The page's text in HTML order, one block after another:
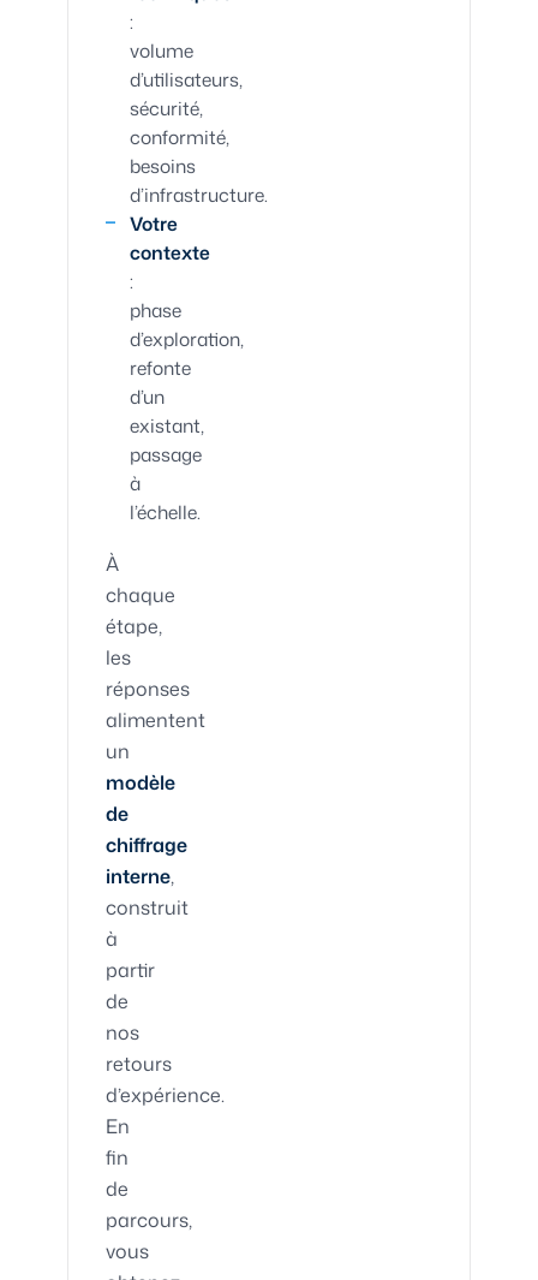
:
volume
d’utilisateurs,
sécurité,
conformité,
besoins
d’infrastructure.
Votre
contexte
:
phase
d’exploration,
refonte
d’un
existant,
passage
à
l’échelle.
À
chaque
étape,
les
réponses
alimentent
un
modèle
de
chiffrage
interne,
construit
à
partir
de
nos
retours
d’expérience.
En
fin
de
parcours,
vous